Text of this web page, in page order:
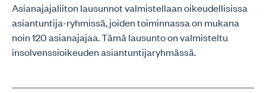
Asianajajaliiton lausunnot valmistellaan oikeudellisissa
asiantuntija-ryhmissä, joiden toiminnassa on mukana
noin 120 asianajajaa. Tämä lausunto on valmisteltu
insolvenssioikeuden asiantuntijaryhmässä.